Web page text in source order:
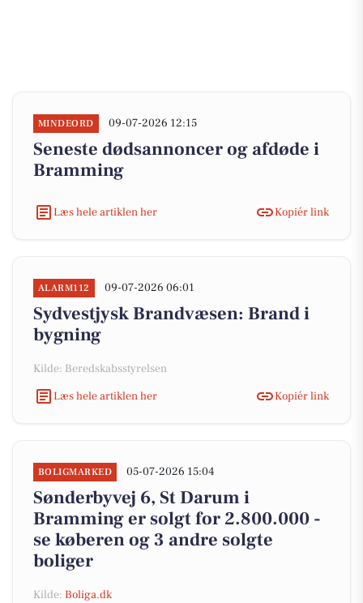
MINDEORD 09-07-2026 12:15
Seneste dødsannoncer og afdøde i
Bramming
Læs hele artiklen her Kopiér link
ALARM112 09-07-2026 06:01
Sydvestjysk Brandvæsen: Brand i
bygning
Kilde: Beredskabsstyrelsen
Læs hele artiklen her
Kopiér link
BOLIGMARKED 05-07-2026 15:04
Sønderbyvej 6, St Darum i
Bramming er solgt for 2.800.000 -
se køberen og 3 andre solgte
boliger
Kilde: Boliga.dk